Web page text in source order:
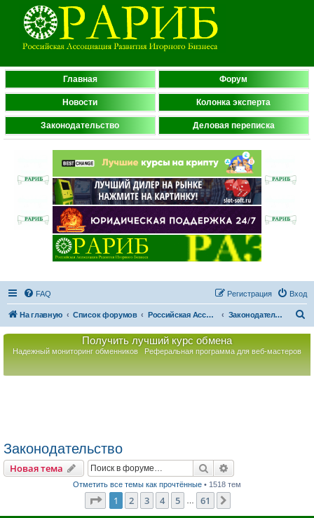
Главная Форум
Новости Колонка эксперта
Законодательство Деловая переписка
FAQ Вход
Регистрация
На главную Список форумов Российская Ассоциация Развития Игорного Бизнеса Законодательство
Получить лучший курс обмена
Надежный мониторинг обменников Реферальная программа для веб-мастеров
Законодательство
Новая тема Поиск
Отметить все темы как прочтённые • 1518 тем
Страница из 61
1 2 3 4 5 61